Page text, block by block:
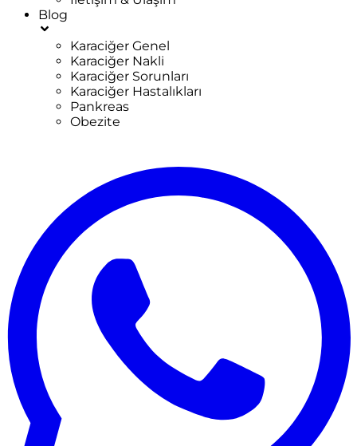
Blog
Karaciğer Genel
Karaciğer Nakli
Karaciğer Sorunları
Karaciğer Hastalıkları
Pankreas
Obezite